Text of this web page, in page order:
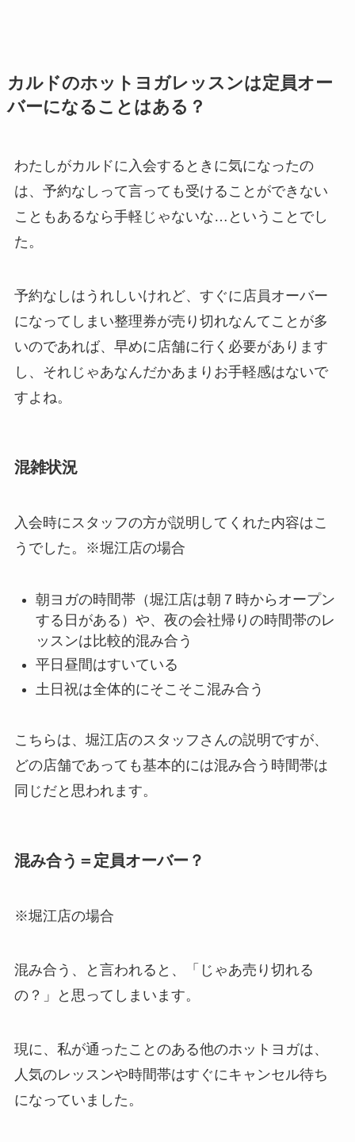
カルドのホットヨガレッスンは定員オー
バーになることはある？
わたしがカルドに入会するときに気になったの
は、予約なしって言っても受けることができない
こともあるなら手軽じゃないな…ということでし
た。
予約なしはうれしいけれど、すぐに店員オーバー
になってしまい整理券が売り切れなんてことが多
いのであれば、早めに店舗に行く必要があります
し、それじゃあなんだかあまりお手軽感はないで
すよね。
混雑状況
入会時にスタッフの方が説明してくれた内容はこ
うでした。※堀江店の場合
朝ヨガの時間帯（堀江店は朝７時からオープン
する日がある）や、夜の会社帰りの時間帯のレ
ッスンは比較的混み合う
平日昼間はすいている
土日祝は全体的にそこそこ混み合う
こちらは、堀江店のスタッフさんの説明ですが、
どの店舗であっても基本的には混み合う時間帯は
同じだと思われます。
混み合う＝定員オーバー？
※堀江店の場合
混み合う、と言われると、「じゃあ売り切れる
の？」と思ってしまいます。
現に、私が通ったことのある他のホットヨガは、
人気のレッスンや時間帯はすぐにキャンセル待ち
になっていました。